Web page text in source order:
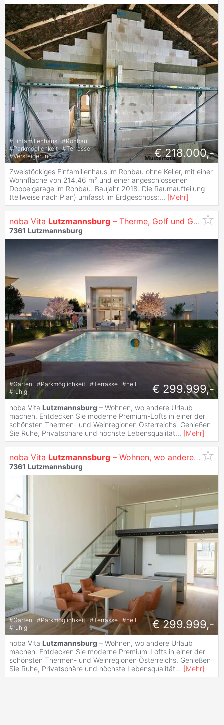
#Einfamilienhaus #Rohbau
#Parkmöglichkeit #Terrasse
#Versteigerung € 218.000,-
Zweistöckiges Einfamilienhaus im Rohbau ohne Keller, mit einer
Wohnfläche von 214,46 m² und einer angeschlossenen
Doppelgarage im Rohbau. Baujahr 2018. Die Raumaufteilung
(teilweise nach Plan) umfasst im Erdgeschoss:... [Mehr]
noba Vita Lutzmannsburg – Therme, Golf und Genuss
7361 Lutzmannsburg
#Garten #Parkmöglichkeit #Terrasse #hell
#ruhig € 299.999,-
noba Vita Lutzmannsburg – Wohnen, wo andere Urlaub
machen. Entdecken Sie moderne Premium-Lofts in einer der
schönsten Thermen- und Weinregionen Österreichs. Genießen
Sie Ruhe, Privatsphäre und höchste Lebensqualität... [Mehr]
noba Vita Lutzmannsburg – Wohnen, wo andere Urlaub machen
7361 Lutzmannsburg
#Garten #Parkmöglichkeit #Terrasse #hell
#ruhig € 299.999,-
noba Vita Lutzmannsburg – Wohnen, wo andere Urlaub
machen. Entdecken Sie moderne Premium-Lofts in einer der
schönsten Thermen- und Weinregionen Österreichs. Genießen
Sie Ruhe, Privatsphäre und höchste Lebensqualität... [Mehr]